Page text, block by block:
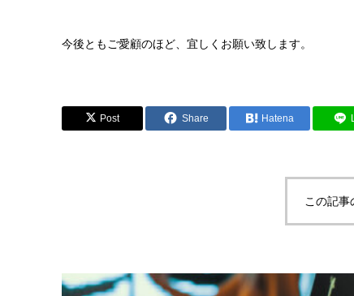
今後ともご愛顧のほど、宜しくお願い致します。
Post Share Hatena
この記事